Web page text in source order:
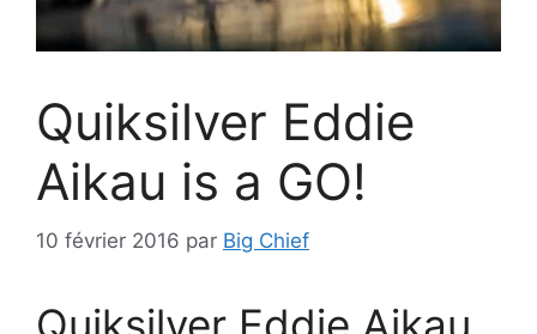
Quiksilver Eddie
Aikau is a GO!
10 février 2016 par Big Chief